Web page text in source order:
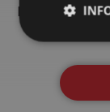
Navarra: